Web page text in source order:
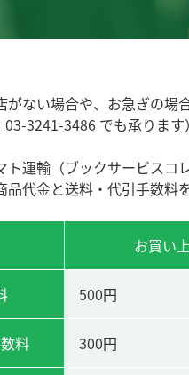
がない場合や、お急ぎの場
3241-3486 でも承ります）
ト運輸（ブックサービスコ
品代金と送料・代引手数料
お買い
500円
料 300円